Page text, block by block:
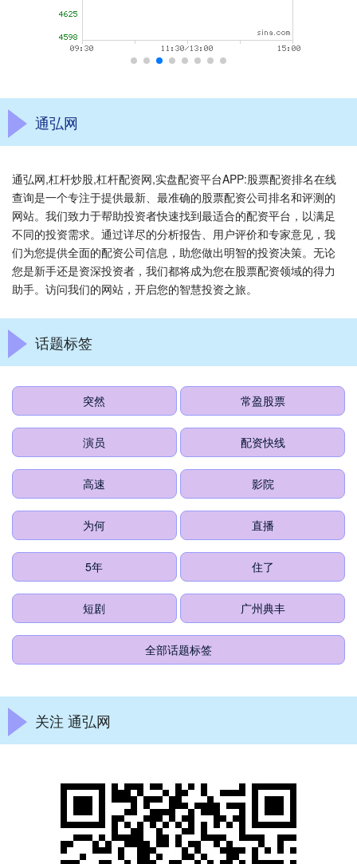
通弘网
通弘网,杠杆炒股,杠杆配资网,实盘配资平台APP:股票配资排名在线
查询是一个专注于提供最新、最准确的股票配资公司排名和评测的
网站。我们致力于帮助投资者快速找到最适合的配资平台，以满足
不同的投资需求。通过详尽的分析报告、用户评价和专家意见，我
们为您提供全面的配资公司信息，助您做出明智的投资决策。无论
您是新手还是资深投资者，我们都将成为您在股票配资领域的得力
助手。访问我们的网站，开启您的智慧投资之旅。
话题标签
突然 常盈股票
演员 配资快线
高速 影院
为何 直播
5年 住了
短剧 广州典丰
全部话题标签
关注 通弘网